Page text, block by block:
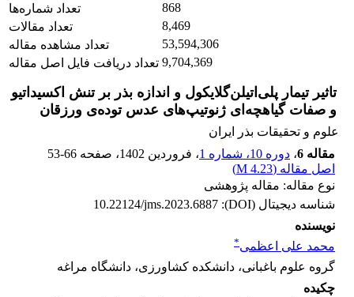
تعداد شماره‌ها
868
تعداد مقالات
8,469
تعداد مشاهده مقاله
53,594,306
تعداد دریافت فایل اصل مقاله 9,704,369
تاثیر تیمار پلی‌اتیلن‌گلایکول و اندازه بذر بر تنش اکسیداتیو
و صفات گیاهچه‌ای ژنوتیپ‌های عدس توده‌ی ورزقان
علوم و تحقیقات بذر ایران
مقاله 6
، دوره 10، شماره 1 ، فروردین 1402 ، صفحه 53-66
اصل مقاله (4.23 M
)
نوع مقاله: مقاله پژوهشی
شناسه دیجیتال (DOI):
10.22124/jms.2023.6887
نویسنده
محمد علی اعظمی*
گروه علوم باغبانی، دانشکده کشاورزی، دانشگاه مراغه
چکیده